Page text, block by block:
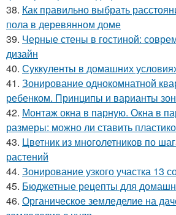
38. Как правильно выбрать
пола в деревянном доме
39. Черные стены в гостиной:
дизайн
40. Суккуленты в домашних
41. Зонирование однокомнатной
ребенком. Принципы и варианты
42. Монтаж окна в парную. Окна в
размеры: можно ли ставить
43. Цветник из многолетников по
растений
44. Зонирование узкого участка 13
45. Бюджетные рецепты для
46. Органическое земледелие на